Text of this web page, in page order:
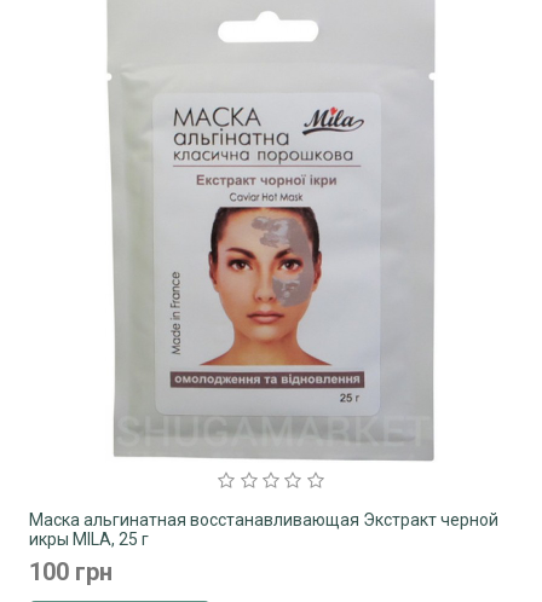
Маска альгинатная восстанавливающая Экстракт черной
икры MILA, 25 г
100 грн